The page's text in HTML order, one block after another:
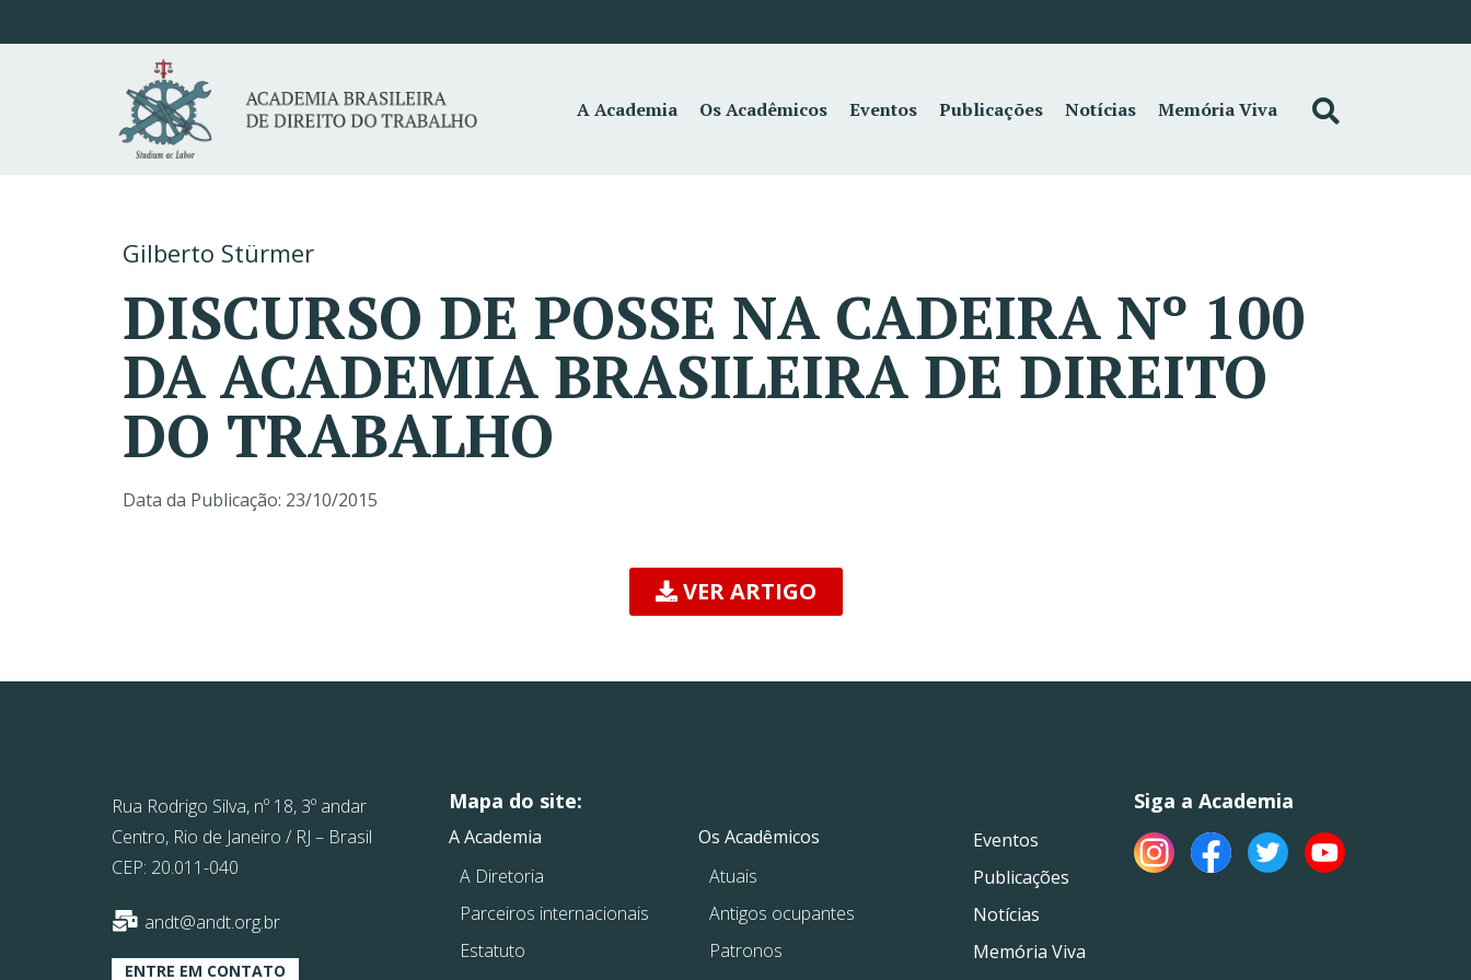
A Academia Os Acadêmicos Eventos Publicações Notícias Memória Viva
Gilberto Stürmer
DISCURSO DE POSSE NA CADEIRA Nº 100
DA ACADEMIA BRASILEIRA DE DIREITO
DO TRABALHO
Data da Publicação: 23/10/2015
VER ARTIGO
Rua Rodrigo Silva, nº 18, 3º andar
Centro, Rio de Janeiro / RJ – Brasil
CEP: 20.011-040
andt@andt.org.br
ENTRE EM CONTATO
Mapa do site:
A Academia
A Diretoria
Parceiros internacionais
Estatuto
Os Acadêmicos
Atuais
Antigos ocupantes
Patronos
Eventos
Publicações
Notícias
Memória Viva
Siga a Academia